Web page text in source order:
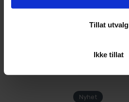
Tillat utvalg
Ikke tillat